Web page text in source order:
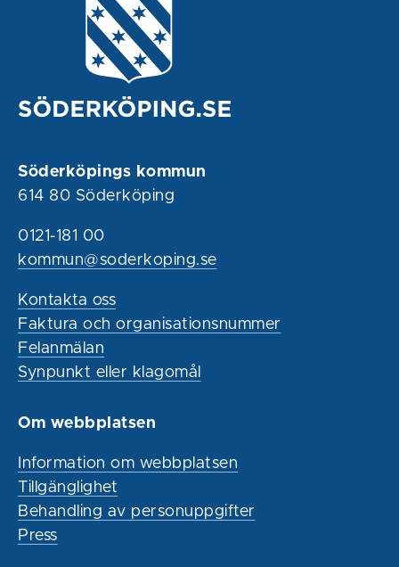
Söderköpings kommun
614 80 Söderköping
0121-181 00
kommun@soderkoping.se
Kontakta oss
Faktura och organisationsnummer
Felanmälan
Synpunkt eller klagomål
Om webbplatsen
Information om webbplatsen
Tillgänglighet
Behandling av personuppgifter
Press